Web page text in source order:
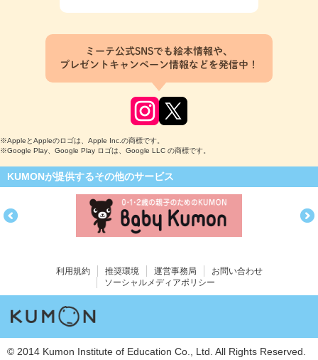
ミーテ公式SNSでも絵本情報や、
プレゼントキャンペーン情報などを発信中！
※AppleとAppleのロゴは、Apple Inc.の商標です。
※Google Play、Google Play ロゴは、Google LLC の商標です。
KUMONが提供するその他のサービス
利用規約 推奨環境 運営事務局
お問い合わせ
ソーシャルメディアポリシー
© 2014 Kumon Institute of Education Co., Ltd. All Rights Reserved.